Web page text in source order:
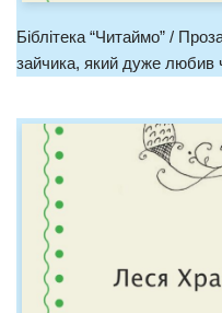
Біблітека “Читаймо” /
зайчика, який дуже любив